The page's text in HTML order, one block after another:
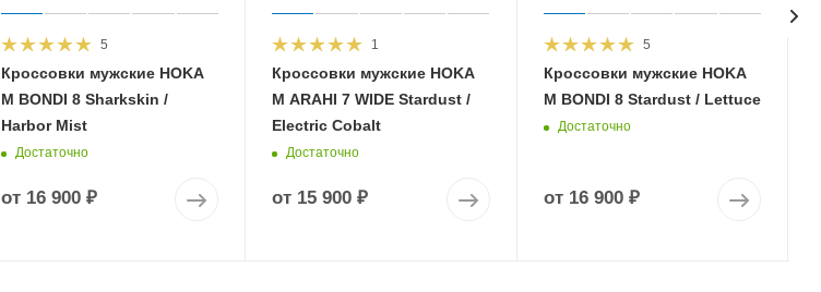
5
Кроссовки мужские HOKA
M BONDI 8 Sharkskin /
Harbor Mist
Достаточно
от 16 900 ₽
1
Кроссовки мужские HOKA
M ARAHI 7 WIDE Stardust /
Electric Cobalt
Достаточно
от 15 900 ₽
5
Кроссовки мужские HOKA
M BONDI 8 Stardust / Lettuce
Достаточно
от 16 900 ₽